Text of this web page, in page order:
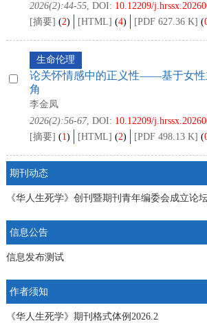
2026(2):44-55, DOI: 10.12209/
[摘要] (2) [HTML] (4) [PDF 627.36 K] (
生命伦理
论关怀情感中的正义性——基于女性
角
李金凤
2026(2):56-67, DOI: 10.12209/
[摘要] (1) [HTML] (2) [PDF 498.13 K] (
期刊动态
信息公告
信息发布测试
作者须知
《华人生死学》期刊格式体例2026.2